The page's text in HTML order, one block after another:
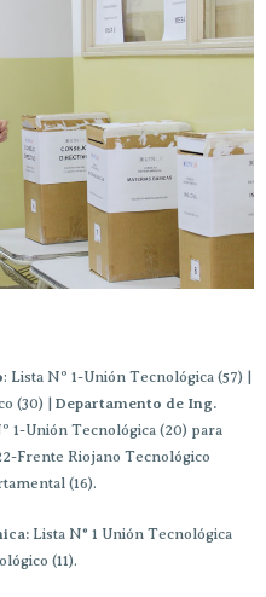
: Lista Nº 1-Unión Tecnológica (57) |
(30) | Departamento de Ing.
1-Unión Tecnológica (20) para
Frente Riojano Tecnológico
(16).
Lista N° 1 Unión Tecnológica
(11).